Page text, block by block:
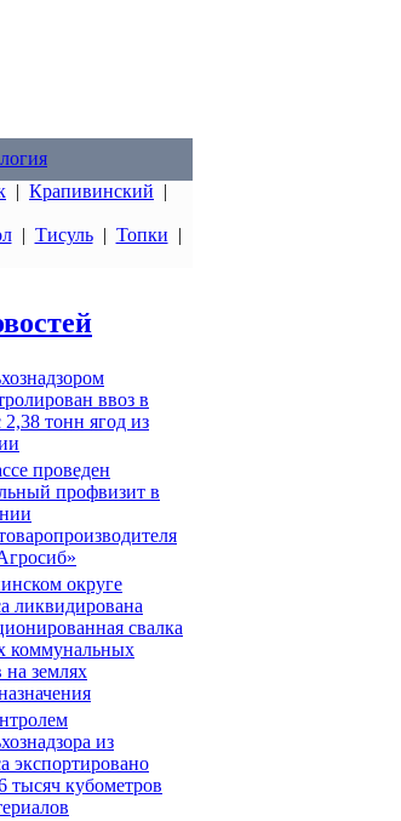
| Крапивинский |
| Тисуль| Топки |
ввоз в
2,38 тонн ягод из
проведен
профвизит в
округе
ликвидирована
свалка
коммунальных
на землях
из
экспортировано
тысяч кубометров